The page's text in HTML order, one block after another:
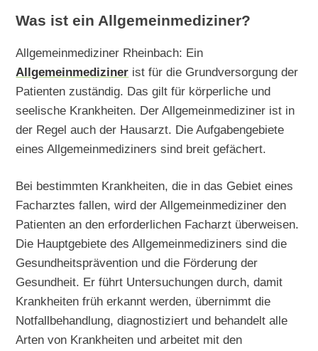
Was ist ein Allgemeinmediziner?
Allgemeinmediziner Rheinbach: Ein
Allgemeinmediziner ist für die Grundversorgung der
Patienten zuständig. Das gilt für körperliche und
seelische Krankheiten. Der Allgemeinmediziner ist in
der Regel auch der Hausarzt. Die Aufgabengebiete
eines Allgemeinmediziners sind breit gefächert.
Bei bestimmten Krankheiten, die in das Gebiet eines
Facharztes fallen, wird der Allgemeinmediziner den
Patienten an den erforderlichen Facharzt überweisen.
Die Hauptgebiete des Allgemeinmediziners sind die
Gesundheitsprävention und die Förderung der
Gesundheit. Er führt Untersuchungen durch, damit
Krankheiten früh erkannt werden, übernimmt die
Notfallbehandlung, diagnostiziert und behandelt alle
Arten von Krankheiten und arbeitet mit den